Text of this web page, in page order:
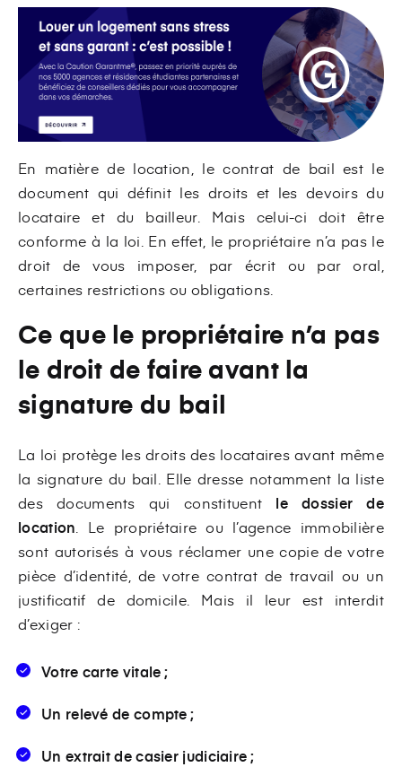
En matière de location, le contrat de bail est le
document qui définit les droits et les devoirs du
locataire et du bailleur. Mais celui-ci doit être
conforme à la loi. En effet, le propriétaire n’a pas le
droit de vous imposer, par écrit ou par oral,
certaines restrictions ou obligations.
Ce que le propriétaire n’a pas
le droit de faire avant la
signature du bail
La loi protège les droits des locataires avant même
la signature du bail. Elle dresse notamment la liste
des documents qui constituent le dossier de
location . Le propriétaire ou l’agence immobilière
sont autorisés à vous réclamer une copie de votre
pièce d’identité, de votre contrat de travail ou un
justificatif de domicile. Mais il leur est interdit
d’exiger :
Votre carte vitale ;
Un relevé de compte ;
Un extrait de casier judiciaire ;